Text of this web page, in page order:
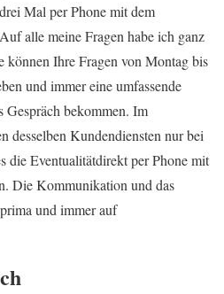
Mal per Phone mit dem
alle meine Fragen habe ich ganz
können Ihre Fragen von Montag bis
und immer eine umfassende
bekommen. Im
desselben Kundendiensten nur bei
die Eventualitätdirekt per Phone mit
Die Kommunikation und das
und immer auf